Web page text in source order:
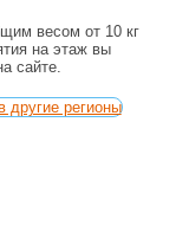
весом от 10 кг
на этаж вы
сайте.
другие регионы